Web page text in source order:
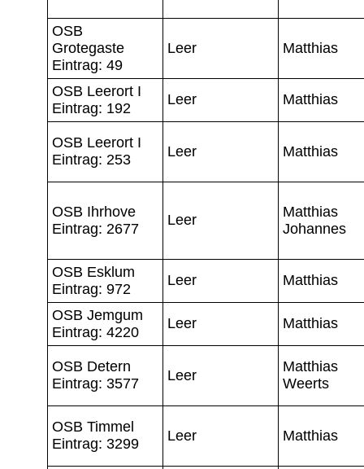
OSB
Grotegaste
Eintrag: 49
Leer Matthias
OSB Leerort I
Eintrag: 192
Leer Matthias
OSB Leerort I
Eintrag: 253
Leer Matthias
OSB Ihrhove
Eintrag: 2677
Leer
Matthias
Johannes
OSB Esklum
Eintrag: 972
Leer Matthias
OSB Jemgum
Eintrag: 4220
Leer Matthias
OSB Detern
Eintrag: 3577
Leer
Matthias
Weerts
OSB Timmel
Eintrag: 3299
Leer Matthias